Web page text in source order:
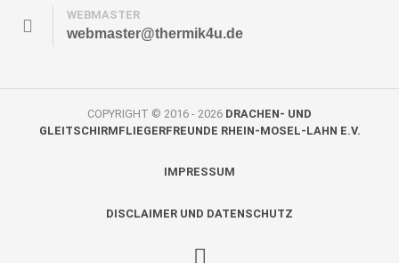
WEBMASTER
webmaster@thermik4u.de
COPYRIGHT © 2016 - 2026 DRACHEN- UND
GLEITSCHIRMFLIEGERFREUNDE RHEIN-MOSEL-LAHN E.V.
IMPRESSUM
DISCLAIMER UND DATENSCHUTZ